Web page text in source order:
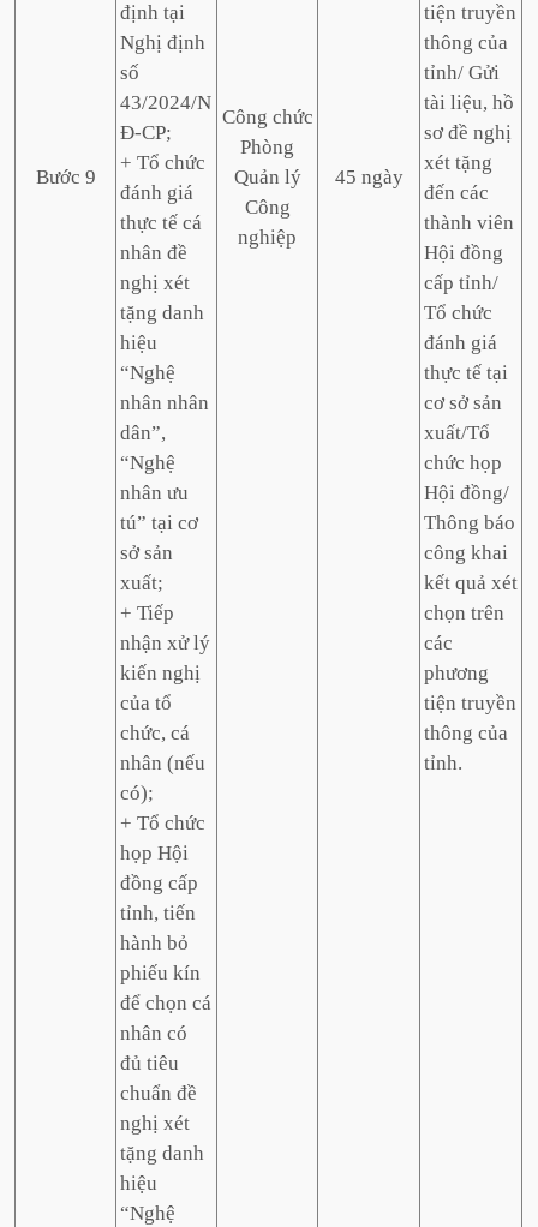
Bước 9
định tại
Nghị định
số
43/2024/N
Đ-CP;
+ Tổ chức
đánh giá
thực tế cá
nhân đề
nghị xét
tặng danh
hiệu
“Nghệ
nhân nhân
dân”,
“Nghệ
nhân ưu
tú” tại cơ
sở sản
xuất;
+ Tiếp
nhận xử lý
kiến nghị
của tổ
chức, cá
nhân (nếu
có);
+ Tổ chức
họp Hội
đồng cấp
tỉnh, tiến
hành bỏ
phiếu kín
để chọn cá
nhân có
đủ tiêu
chuẩn đề
nghị xét
tặng danh
hiệu
“Nghệ
Công chức
Phòng
Quản lý
Công
nghiệp
45 ngày
tiện truyền
thông của
tỉnh/ Gửi
tài liệu, hồ
sơ đề nghị
xét tặng
đến các
thành viên
Hội đồng
cấp tỉnh/
Tổ chức
đánh giá
thực tế tại
cơ sở sản
xuất/Tổ
chức họp
Hội đồng/
Thông báo
công khai
kết quả xét
chọn trên
các
phương
tiện truyền
thông của
tỉnh.